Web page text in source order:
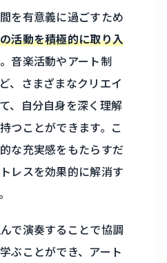
を有意義に過ごすため
活動を積極的に取り入
。音楽活動やアート制
、さまざまなクリエイ
、自分自身を深く理解
つことができます。こ
な充実感をもたらすだ
レスを効果的に解消す
で演奏することで協調
ぶことができ、アート